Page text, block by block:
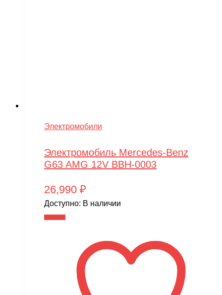
Электромобили
Электромобиль Mercedes-Benz
G63 AMG 12V BBH-0003
26,990 ₽
Доступно: В наличии